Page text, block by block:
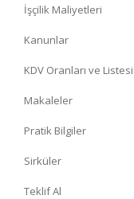
İşçilik Maliyetleri
Kanunlar
KDV Oranları ve Listesi
Makaleler
Pratik Bilgiler
Sirküler
Teklif Al